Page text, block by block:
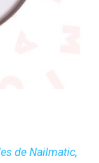
de Nailmatic,